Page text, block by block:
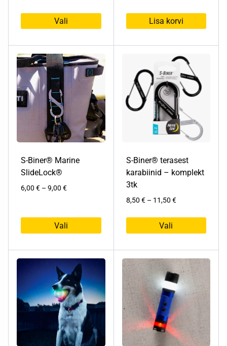
kuni
Vali
tootel
on
mitu
varianti.
Valikuid
saab
tootelehel.
Lisa korvi
S-Biner® Marine
SlideLock®
6,00 € – 9,00 €Hinnavahemik:
9,00 €
Vali
tootel
mitu
varianti.
Valikuid
saab
teha
tootelehel.
S-Biner® terasest
karabiinid – komplekt
3tk
8,50 € – 11,50 €Hinnavahemik:
kuni
Vali
tootel
on
mitu
varianti.
Valikuid
saab
teha
tootelehel.